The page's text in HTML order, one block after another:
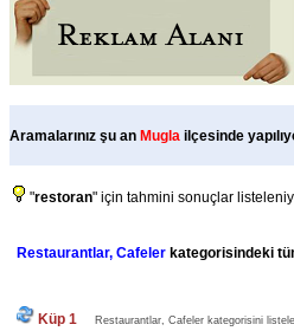
Aramalarınız şu an Mugla ilçesinde
"restoran" için tahmini sonuçlar
Restaurantlar, Cafeler kategorisindeki
Küp 1 Restaurantlar, Cafeler kategorisini listele